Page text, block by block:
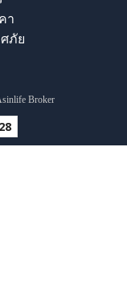
า
ภัย
Broker